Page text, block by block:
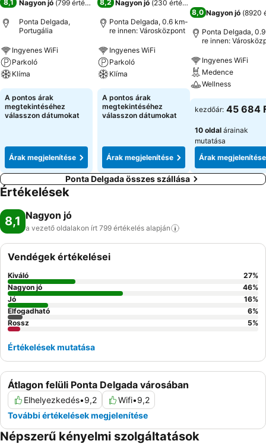
8,1 Nagyon jó (799 értékelés)
Ponta Delgada,
Portugália
Ingyenes WiFi
Parkoló
Klíma
A pontos árak
megtekintéséhez
válasszon dátumokat
Árak megjelenítése
8,2 Nagyon jó (230 értékelés
Ponta Delgada, 0.6 km-
re innen: Városközpont
Ingyenes WiFi
Parkoló
Klíma
A pontos árak
megtekintéséhez
válasszon dátumokat
Árak megjelenítése
8,0 Nagyon jó (8920
Ponta Delgada,
re innen:
Ingyenes WiFi
Medence
Wellness
kezdőár: 45 684
10 oldal árainak
mutatása
Árak megjelenítése
Ponta Delgada összes szállása
Értékelések
8,1 Nagyon jó
a vezető oldalakon írt 799 értékelés alapján
Átlagon felüli Ponta Delgada városában
Elhelyezkedés•9,2 Wifi•9,2
További értékelések megjelenítése
Vendégek értékelései
Kiváló 27%
Nagyon jó
46%
Jó
16%
Elfogadható
6%
Rossz
5%
Értékelések mutatása
Népszerű kényelmi szolgáltatások